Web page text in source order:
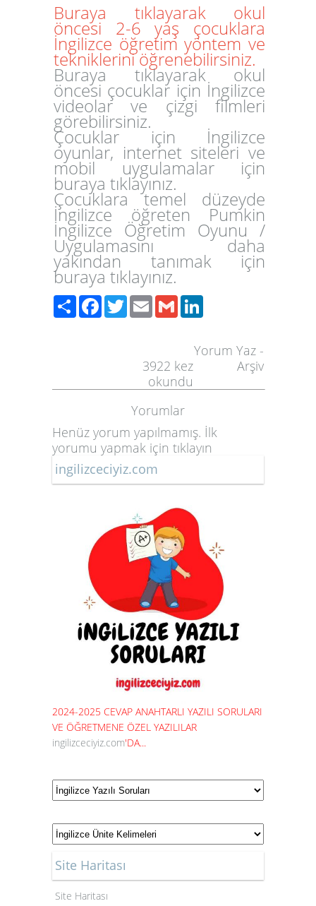
Buraya tıklayarak okul
öncesi 2-6 yaş çocuklara
İngilizce öğretim yöntem ve
tekniklerini öğrenebilirsiniz.
Buraya tıklayarak okul
öncesi çocuklar için İngilizce
videolar ve çizgi filmleri
görebilirsiniz.
Çocuklar için İngilizce
oyunlar, internet siteleri ve
mobil uygulamalar için
buraya tıklayınız.
Çocuklara temel düzeyde
İngilizce öğreten Pumkin
İngilizce Öğretim Oyunu /
Uygulamasını daha
yakından tanımak için
buraya tıklayınız.
PaylaşFacebook
TwitterEmailGmail
Yorum Yaz -
Arşiv
3922 kez
okundu
Yorumlar
Henüz yorum yapılmamış. İlk
yorumu yapmak için tıklayın
ingilizceciyiz.com
2024-2025 CEVAP ANAHTARLI YAZILI SORULARI
VE ÖĞRETMENE ÖZEL YAZILILAR
ingilizceciyiz.com'DA...
Site Haritası
Site Haritası